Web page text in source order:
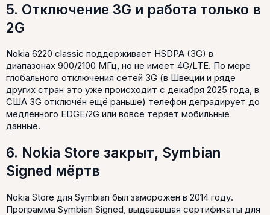
5. Отключение 3G и работа только в
2G
Nokia 6220 classic поддерживает HSDPA (3G) в
диапазонах 900/2100 МГц, но не имеет 4G/LTE. По мере
глобального отключения сетей 3G (в Швеции и ряде
других стран это уже происходит с декабря 2025 года, в
США 3G отключён ещё раньше) телефон деградирует до
медленного EDGE/2G или вовсе теряет мобильные
данные.
6. Nokia Store закрыт, Symbian
Signed мёртв
Nokia Store для Symbian был заморожен в 2014 году.
Программа Symbian Signed, выдававшая сертификаты для